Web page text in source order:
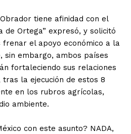
tiene afinidad con el
de Ortega” expresó, y solicitó
el apoyo económico a la
sin embargo, ambos países
fortaleciendo sus relaciones
la ejecución de estos 8
en los rubros agrícolas,
ambiente.
con este asunto? NADA,